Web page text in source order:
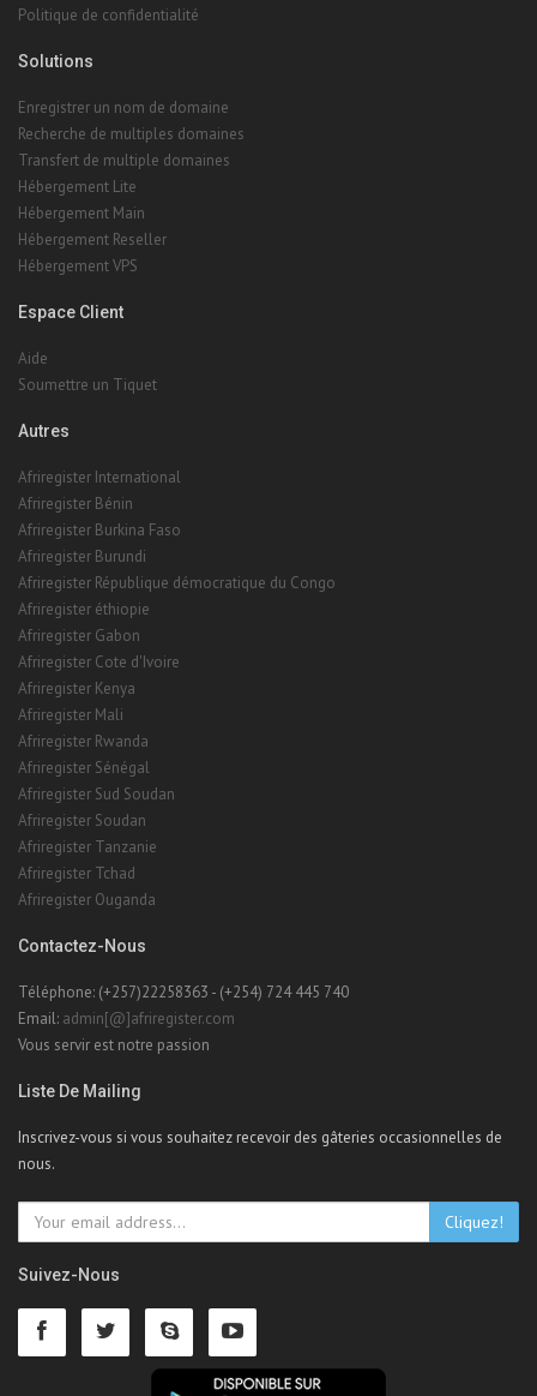
Politique de confidentialité
Solutions
Enregistrer un nom de domaine
Recherche de multiples domaines
Transfert de multiple domaines
Hébergement Lite
Hébergement Main
Hébergement Reseller
Hébergement VPS
Espace Client
Aide
Soumettre un Tiquet
Autres
Afriregister International
Afriregister Bénin
Afriregister Burkina Faso
Afriregister Burundi
Afriregister République démocratique du Congo
Afriregister éthiopie
Afriregister Gabon
Afriregister Cote d'Ivoire
Afriregister Kenya
Afriregister Mali
Afriregister Rwanda
Afriregister Sénégal
Afriregister Sud Soudan
Afriregister Soudan
Afriregister Tanzanie
Afriregister Tchad
Afriregister Ouganda
Contactez-Nous
Téléphone: (+257)22258363 - (+254) 724 445 740
Email: admin[@]afriregister.com
Vous servir est notre passion
Liste De Mailing
Inscrivez-vous si vous souhaitez recevoir des gâteries occasionnelles de
nous.
Cliquez!
Suivez-Nous